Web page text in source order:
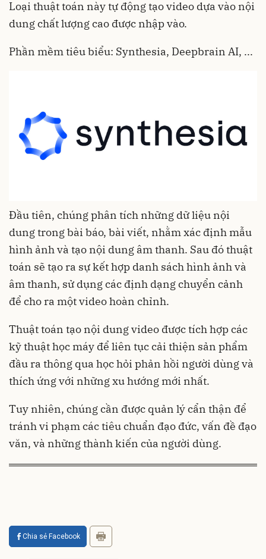
Loại thuật toán này tự động tạo video dựa vào nội
dung chất lượng cao được nhập vào.
Phần mềm tiêu biểu: Synthesia, Deepbrain AI, ...
Đầu tiên, chúng phân tích những dữ liệu nội
dung trong bài báo, bài viết, nhằm xác định mẫu
hình ảnh và tạo nội dung âm thanh. Sau đó thuật
toán sẽ tạo ra sự kết hợp danh sách hình ảnh và
âm thanh, sử dụng các định dạng chuyển cảnh
để cho ra một video hoàn chỉnh.
Thuật toán tạo nội dung video được tích hợp các
kỹ thuật học máy để liên tục cải thiện sản phẩm
đầu ra thông qua học hỏi phản hồi người dùng và
thích ứng với những xu hướng mới nhất.
Tuy nhiên, chúng cần được quản lý cẩn thận để
tránh vi phạm các tiêu chuẩn đạo đức, vấn đề đạo
văn, và những thành kiến của người dùng.
Chia sẻ Facebook